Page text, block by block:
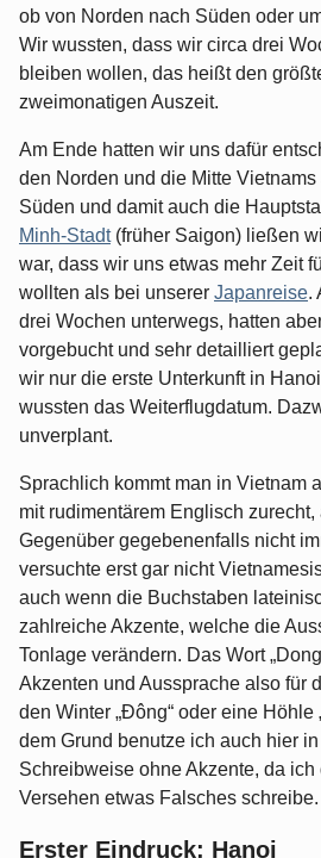
ob von Norden nach Süden oder
Wir wussten, dass wir circa drei
bleiben wollen, das heißt den
zweimonatigen Auszeit.
Am Ende hatten wir uns dafür
den Norden und die Mitte
Süden und damit auch die
Minh-Stadt(früher Saigon) ließen
war, dass wir uns etwas mehr Zeit
wollten als bei unserer Japanreise.
drei Wochen unterwegs, hatten
vorgebucht und sehr detailliert
wir nur die erste Unterkunft in
wussten das Weiterflugdatum.
unverplant.
Sprachlich kommt man in Vietnam
mit rudimentärem Englisch
Gegenüber gegebenenfalls nicht
versuchte erst gar nicht
auch wenn die Buchstaben
zahlreiche Akzente, welche die
Tonlage verändern. Das Wort
Akzenten und Aussprache also für
den Winter „Đông“ oder eine Höhle
dem Grund benutze ich auch hier
Schreibweise ohne Akzente, da
Versehen etwas Falsches schreibe.
Erster Eindruck: Hanoi